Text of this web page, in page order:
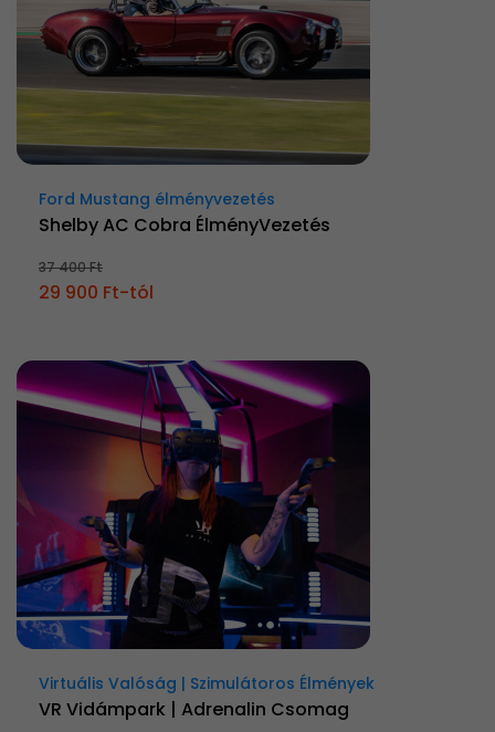
Ford Mustang élményvezetés
Shelby AC Cobra ÉlményVezetés
37 400 Ft
29 900 Ft-tól
Virtuális Valóság | Szimulátoros Élmények
VR Vidámpark | Adrenalin Csomag